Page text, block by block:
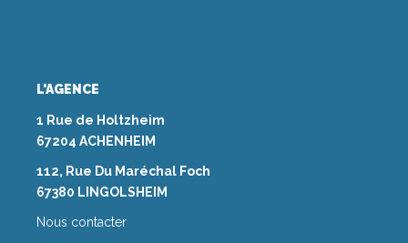
L'AGENCE
1 Rue de Holtzheim
67204 ACHENHEIM
112, Rue Du Maréchal Foch
67380 LINGOLSHEIM
Nous contacter